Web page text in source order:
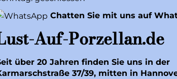
Chatten Sie mit uns auf
Auf-Porzellan.de
über 20 Jahren finden Sie uns in der
37/39, mitten in